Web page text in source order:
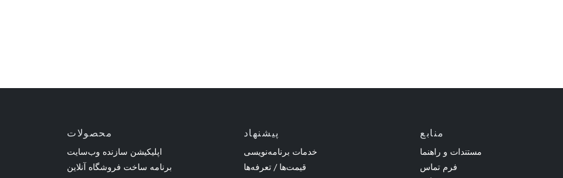
محصولات
اپلیکیشن سازنده وب‌سایت
برنامه ساخت فروشگاه آنلاین
پیشنهاد
خدمات برنامه‌نویسی
قیمت‌ها / تعرفه‌ها
منابع
مستندات و راهنما
فرم تماس